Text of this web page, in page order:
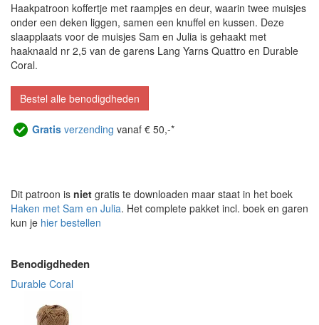
Haakpatroon koffertje met raampjes en deur, waarin twee muisjes
onder een deken liggen, samen een knuffel en kussen. Deze
slaapplaats voor de muisjes Sam en Julia is gehaakt met
haaknaald nr 2,5 van de garens Lang Yarns Quattro en Durable
Coral.
Bestel alle benodigdheden
Gratis verzending vanaf € 50,-*
Dit patroon is niet gratis te downloaden maar staat in het boek
Haken met Sam en Julia. Het complete pakket incl. boek en garen
kun je hier bestellen
Benodigdheden
Durable Coral